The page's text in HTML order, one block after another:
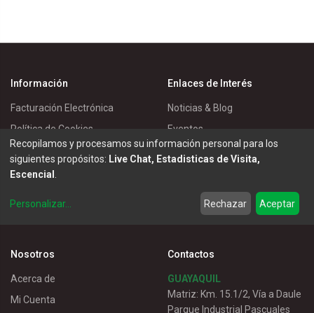
Información
Facturación Electrónica
Política de Cookies
Política de Privacidad
Política de Entrega
Enlaces de Interés
Noticias & Blog
Eventos
Master Eléctricos
Soluciones
Nosotros
Acerca de
Mi Cuenta
Contactos
GUAYAQUIL
Matriz: Km. 15.1/2, Vía a Daule
Parque Industrial Pascuales
Recopilamos y procesamos su información personal para los
siguientes propósitos: Live Chat, Estadisticas de Visita,
Escencial .
Personalizar... Rechazar Aceptar